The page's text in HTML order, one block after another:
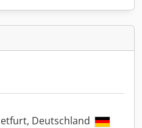
Deutschland